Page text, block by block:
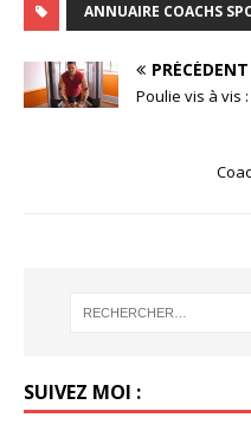
ANNUAIRE COACHS
PRÉCÉDENT
Poulie vis à vis
SUIVEZ MOI :